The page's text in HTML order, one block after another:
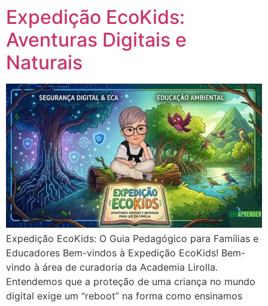
Expedição EcoKids:
Aventuras Digitais e
Naturais
Expedição EcoKids: O Guia Pedagógico para Famílias e
Educadores Bem-vindos à Expedição EcoKids! Bem-
vindo à área de curadoria da Academia Lirolla.
Entendemos que a proteção de uma criança no mundo
digital exige um “reboot” na forma como ensinamos